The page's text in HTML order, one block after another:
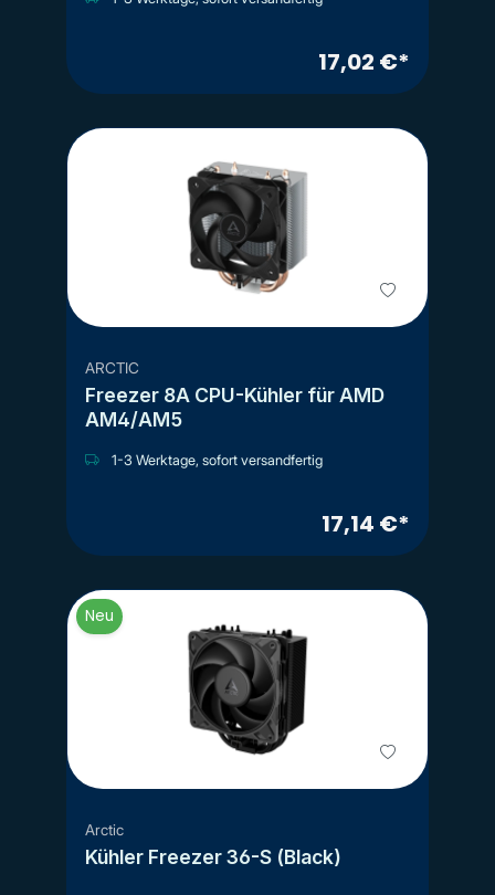
17,02 €*
ARCTIC
Freezer 8A CPU-Kühler für AMD
AM4/AM5
1-3 Werktage, sofort versandfertig
17,14 €*
Neu
Arctic
Kühler Freezer 36-S (Black)